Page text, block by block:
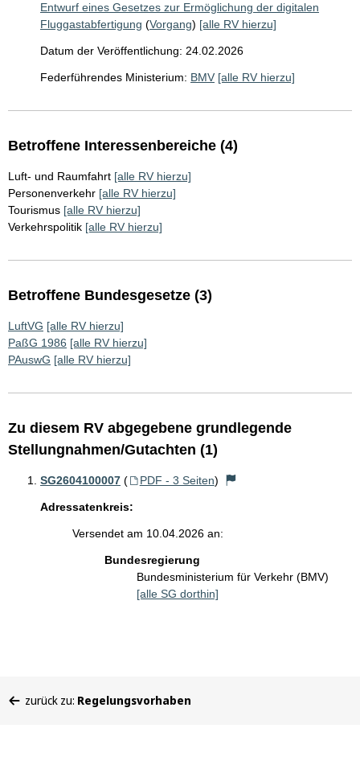
Entwurf eines Gesetzes zur Ermöglichung der digitalen
Fluggastabfertigung (Vorgang) [alle RV hierzu]
Datum der Veröffentlichung: 24.02.2026
Federführendes Ministerium: BMV [alle RV hierzu]
Betroffene Interessenbereiche (4)
Luft- und Raumfahrt [alle RV hierzu]
Personenverkehr [alle RV hierzu]
Tourismus [alle RV hierzu]
Verkehrspolitik [alle RV hierzu]
Betroffene Bundesgesetze (3)
LuftVG [alle RV hierzu]
PaßG 1986 [alle RV hierzu]
PAuswG [alle RV hierzu]
Zu diesem RV abgegebene grundlegende
Stellungnahmen/Gutachten (1)
SG2604100007 ( PDF - 3 Seiten)
Adressatenkreis:
Versendet am 10.04.2026 an:
Bundesregierung
Bundesministerium für Verkehr (BMV)
[alle SG dorthin]
befinden
zurück zu: Regelungsvorhaben